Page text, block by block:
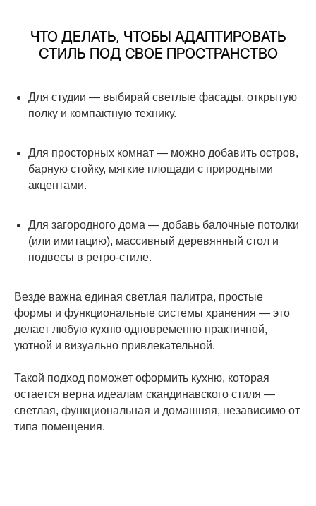
ЧТО ДЕЛАТЬ, ЧТОБЫ АДАПТИРОВАТЬ
СТИЛЬ ПОД СВОЕ ПРОСТРАНСТВО
Для студии — выбирай светлые фасады, открытую
полку и компактную технику.
Для просторных комнат — можно добавить остров,
барную стойку, мягкие площади с природными
акцентами.
Для загородного дома — добавь балочные потолки
(или имитацию), массивный деревянный стол и
подвесы в ретро-стиле.
Везде важна единая светлая палитра, простые
формы и функциональные системы хранения — это
делает любую кухню одновременно практичной,
уютной и визуально привлекательной.
Такой подход поможет оформить кухню, которая
остается верна идеалам скандинавского стиля —
светлая, функциональная и домашняя, независимо от
типа помещения.